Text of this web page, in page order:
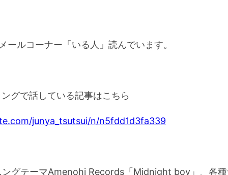
ルコーナー「いる人」読んでいます。
グで話している記事はこちら
junya_tsutsui/n/n5fdd1d3fa339
ングテーマAmenohi Records「Midnight boy」、各種